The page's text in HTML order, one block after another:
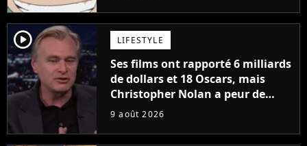
player2 LIFESTYLE
Ses films ont rapporté 6 milliards
de dollars et 18 Oscars, mais
Christopher Nolan a peur de
tourner un genre de films très
9 août 2026